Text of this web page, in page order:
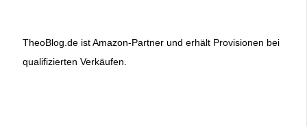
TheoBlog.de ist Amazon-Partner und erhält Provisionen bei
qualifizierten Verkäufen.